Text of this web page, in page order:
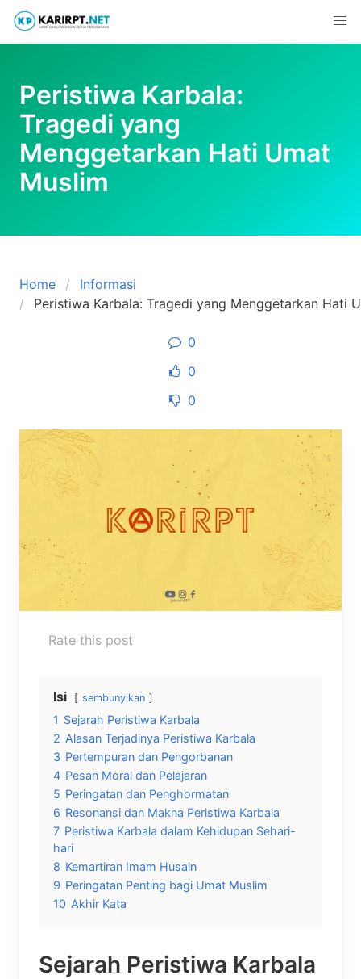
Skip
content
Peristiwa Karbala:
Tragedi yang
Menggetarkan Hati Umat
Muslim
Home
Informasi
Peristiwa Karbala: Tragedi yang Menggetarkan Hati
0
0
0
Rate this post
Isi sembunyikan
1 Sejarah Peristiwa Karbala
2 Alasan Terjadinya Peristiwa Karbala
3 Pertempuran dan Pengorbanan
4 Pesan Moral dan Pelajaran
5 Peringatan dan Penghormatan
6 Resonansi dan Makna Peristiwa Karbala
7 Peristiwa Karbala dalam Kehidupan Sehari-
hari
8 Kemartiran Imam Husain
9 Peringatan Penting bagi Umat Muslim
10 Akhir Kata
Sejarah Peristiwa Karbala